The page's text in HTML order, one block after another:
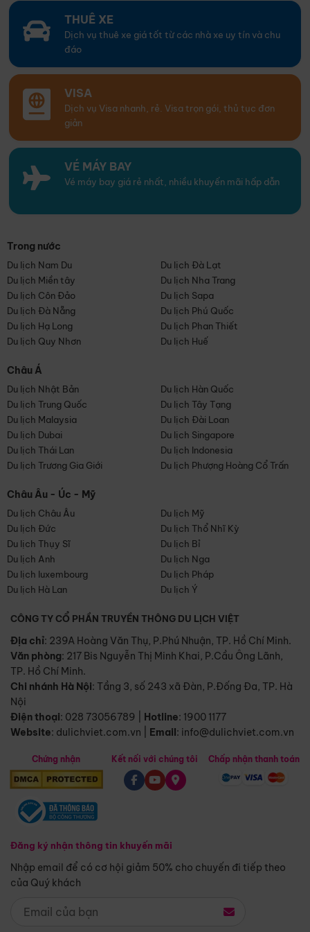
THUÊ XE
Dịch vụ thuê xe giá tốt từ các nhà xe uy tín và chu
đáo
VISA
Dịch vụ Visa nhanh, rẻ. Visa trọn gói, thủ tục đơn
giản
VÉ MÁY BAY
Vé máy bay giá rẻ nhất, nhiều khuyến mãi hấp dẫn
Trong nước
Du lịch Nam Du
Du lịch Đà Lạt
Du lịch Miền tây
Du lịch Nha Trang
Du lịch Côn Đảo
Du lịch Sapa
Du lịch Đà Nẵng
Du lịch Phú Quốc
Du lịch Hạ Long
Du lịch Phan Thiết
Du lịch Quy Nhơn
Du lịch Huế
Châu Á
Du lịch Nhật Bản
Du lịch Hàn Quốc
Du lịch Trung Quốc
Du lịch Tây Tạng
Du lịch Malaysia
Du lịch Đài Loan
Du lịch Dubai
Du lịch Singapore
Du lịch Thái Lan
Du lịch Indonesia
Du lịch Trương Gia Giới
Du lịch Phượng Hoàng Cổ Trấn
Châu Âu - Úc - Mỹ
Du lịch Châu Âu
Du lịch Mỹ
Du lịch Đức
Du lịch Thổ Nhĩ Kỳ
Du lịch Thụy Sĩ
Du lịch Bỉ
Du lịch Anh
Du lịch Nga
Du lịch luxembourg
Du lịch Pháp
Du lịch Hà Lan
Du lịch Ý
CÔNG TY CỔ PHẦN TRUYỀN THÔNG DU LỊCH VIỆT
Địa chỉ: 239A Hoàng Văn Thụ, P.Phú Nhuận, TP. Hồ Chí Minh.
Văn phòng: 217 Bis Nguyễn Thị Minh Khai, P.Cầu Ông Lãnh,
TP. Hồ Chí Minh.
Chi nhánh Hà Nội: Tầng 3, số 243 xã Đàn, P.Đống Đa, TP. Hà
Nội
Điện thoại: 028 73056789 Hotline: 1900 1177
Website: dulichviet.com.vn Email: info@dulichviet.com.vn
Chứng nhận
Đăng ký nhận thông tin khuyến mãi
Nhập email để có cơ hội giảm 50% cho chuyến đi tiếp theo
của Quý khách
Kết nối với chúng tôi Chấp nhận thanh toán